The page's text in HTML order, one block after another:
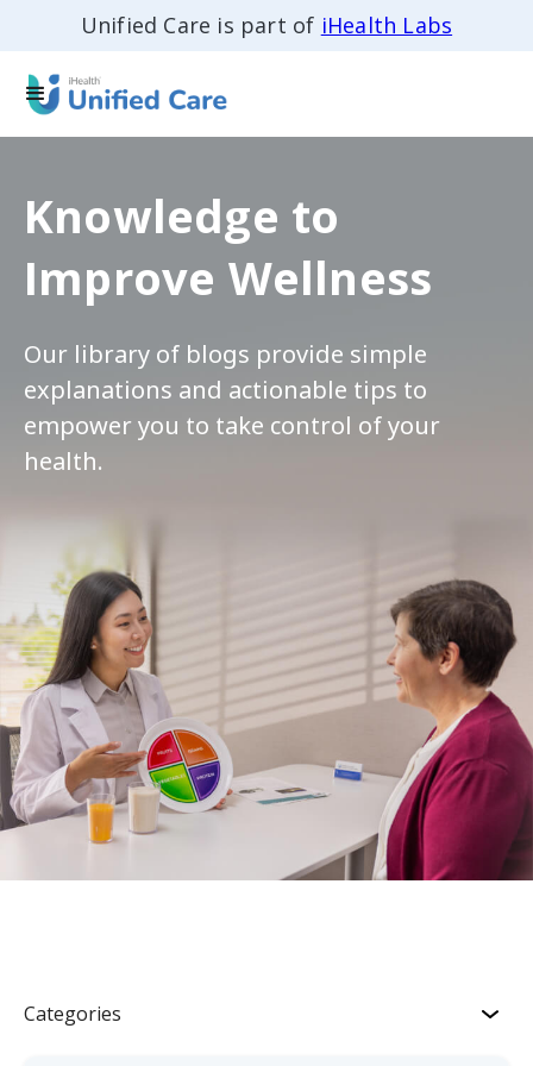
Unified Care is part of iHealth Labs
Knowledge to
Improve Wellness
Our library of blogs provide simple
explanations and actionable tips to
empower you to take control of your
health.
Categories